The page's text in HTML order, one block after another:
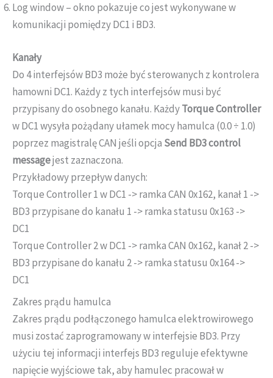
Log window – okno pokazuje co jest wykonywane w
komunikacji pomiędzy DC1 i BD3.
Kanały
Do 4 interfejsów BD3 może być sterowanych z kontrolera
hamowni DC1. Każdy z tych interfejsów musi być
przypisany do osobnego kanału. KażdyTorque Controller
w DC1 wysyła pożądany ułamek mocy hamulca (0.0 ÷ 1.0)
poprzez magistralę CAN jeśli opcja Send BD3 control
messagejest zaznaczona.
Przykładowy przepływ danych:
Torque Controller 1 w DC1 -> ramka CAN 0x162, kanał 1 ->
BD3 przypisane do kanału 1 -> ramka statusu 0x163 ->
DC1
Torque Controller 2 w DC1 -> ramka CAN 0x162, kanał 2 ->
BD3 przypisane do kanału 2 -> ramka statusu 0x164 ->
DC1
Zakres prądu hamulca
Zakres prądu podłączonego hamulca elektrowirowego
musi zostać zaprogramowany w interfejsie BD3. Przy
użyciu tej informacji interfejs BD3 reguluje efektywne
napięcie wyjściowe tak, aby hamulec pracował w